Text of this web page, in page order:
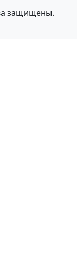
защищены.